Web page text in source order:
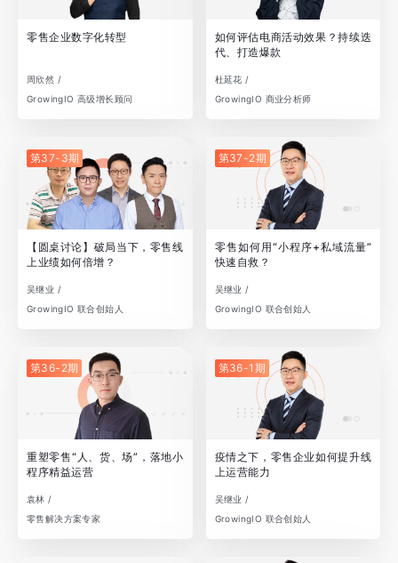
零售企业数字化转型
周欣然 /
GrowingIO 高级增长顾问
如何评估电商活动效果？持续迭
代、打造爆款
杜延花 /
GrowingIO 商业分析师
第37-3期
【圆桌讨论】破局当下，零售线
上业绩如何倍增？
吴继业 /
GrowingIO 联合创始人
第37-2期
零售如何用“小程序+私域流量”
快速自救？
吴继业 /
GrowingIO 联合创始人
第36-2期
重塑零售“人、货、场”，落地小
程序精益运营
袁林 /
零售解决方案专家
第36-1期
疫情之下，零售企业如何提升线
上运营能力
吴继业 /
GrowingIO 联合创始人